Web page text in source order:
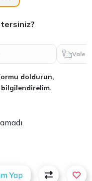
Vale
doldurun,
Yap